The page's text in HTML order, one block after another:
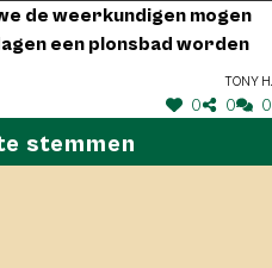
de weerkundigen mogen
een plonsbad worden
Tony H.
0 0 0
stemmen